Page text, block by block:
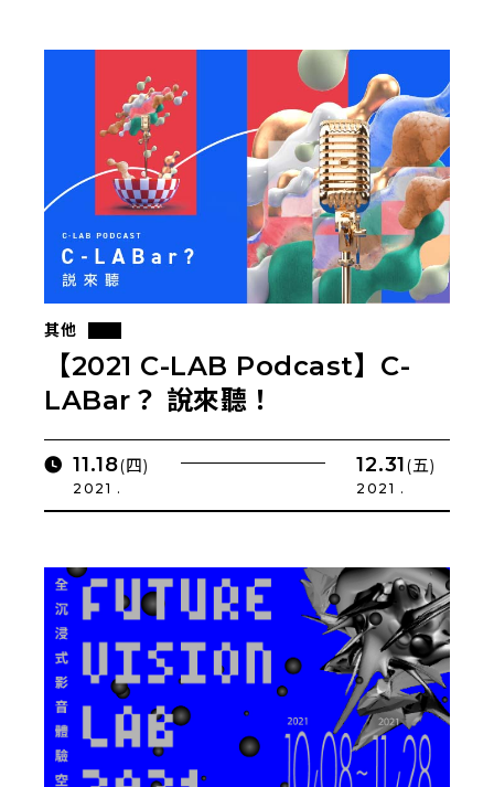
其他
【2021 C-LAB Podcast】C-
LABar？ 說來聽！
11.18(四)
2021 .
12.31(五)
2021 .